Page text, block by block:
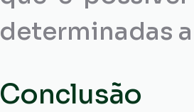
determinadas
Conclusão